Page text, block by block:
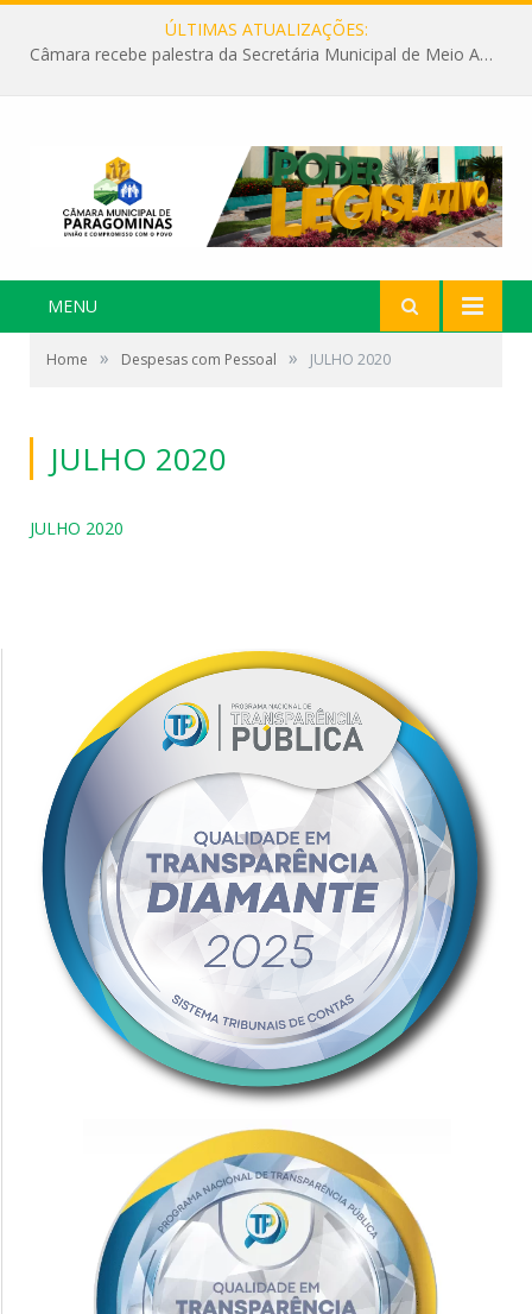
ÚLTIMAS ATUALIZAÇÕES:
Câmara recebe palestra da Secretária Municipal de Meio Ambiente sobre as ações da “SEMANA DO MEIO AMBIENTE”
MENU
Home » Despesas com Pessoal » JULHO 2020
JULHO 2020
JULHO 2020